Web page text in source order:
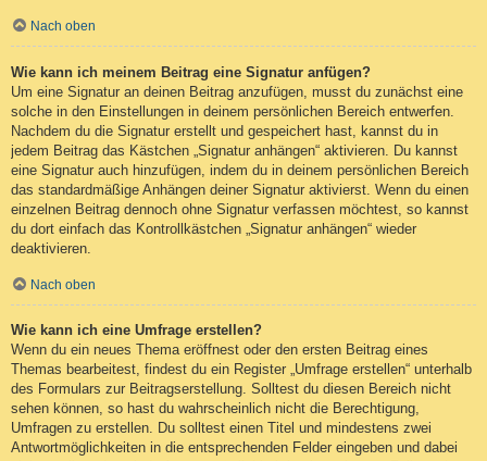
Nach oben
Wie kann ich meinem Beitrag eine Signatur anfügen?
Um eine Signatur an deinen Beitrag anzufügen, musst du zunächst eine
solche in den Einstellungen in deinem persönlichen Bereich entwerfen.
Nachdem du die Signatur erstellt und gespeichert hast, kannst du in
jedem Beitrag das Kästchen „Signatur anhängen“ aktivieren. Du kannst
eine Signatur auch hinzufügen, indem du in deinem persönlichen Bereich
das standardmäßige Anhängen deiner Signatur aktivierst. Wenn du einen
einzelnen Beitrag dennoch ohne Signatur verfassen möchtest, so kannst
du dort einfach das Kontrollkästchen „Signatur anhängen“ wieder
deaktivieren.
Nach oben
Wie kann ich eine Umfrage erstellen?
Wenn du ein neues Thema eröffnest oder den ersten Beitrag eines
Themas bearbeitest, findest du ein Register „Umfrage erstellen“ unterhalb
des Formulars zur Beitragserstellung. Solltest du diesen Bereich nicht
sehen können, so hast du wahrscheinlich nicht die Berechtigung,
Umfragen zu erstellen. Du solltest einen Titel und mindestens zwei
Antwortmöglichkeiten in die entsprechenden Felder eingeben und dabei